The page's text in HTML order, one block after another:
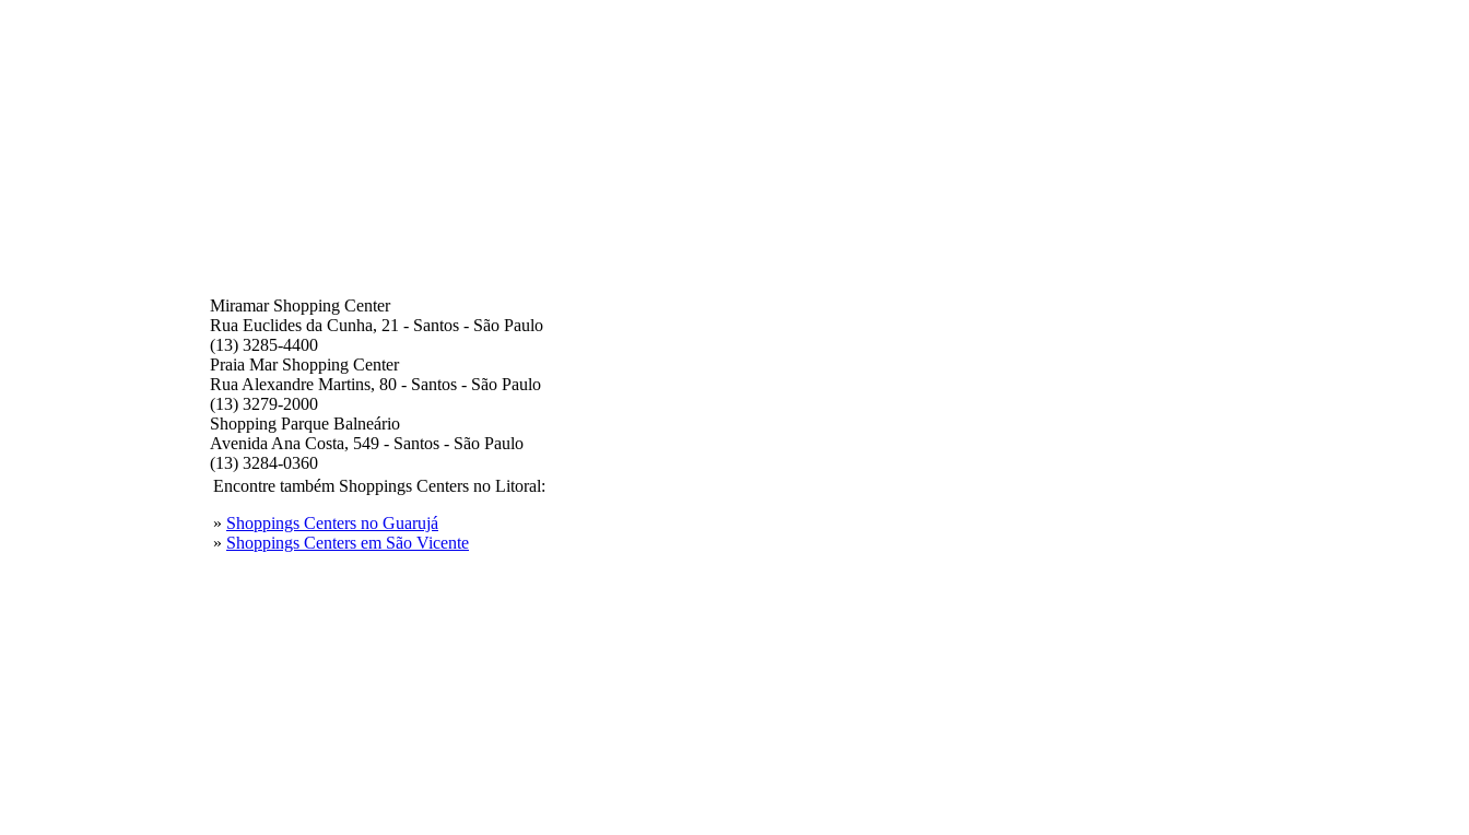
Miramar Shopping Center
Rua Euclides da Cunha, 21 - Santos - São Paulo
(13) 3285-4400
Praia Mar Shopping Center
Rua Alexandre Martins, 80 - Santos - São Paulo
(13) 3279-2000
Shopping Parque Balneário
Avenida Ana Costa, 549 - Santos - São Paulo
(13) 3284-0360
Encontre também Shoppings Centers no Litoral:
» Shoppings Centers no Guarujá
» Shoppings Centers em São Vicente